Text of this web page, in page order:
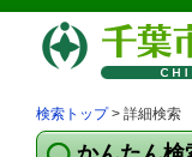
検索トップ> 詳細検索